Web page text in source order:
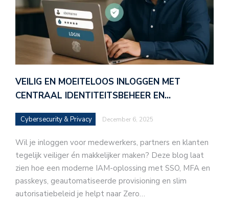
VEILIG EN MOEITELOOS INLOGGEN MET
CENTRAAL IDENTITEITSBEHEER EN…
Cybersecurity & Privacy December 6, 2025
Wil je inloggen voor medewerkers, partners en klanten
tegelijk veiliger én makkelijker maken? Deze blog laat
zien hoe een moderne IAM-oplossing met SSO, MFA en
passkeys, geautomatiseerde provisioning en slim
autorisatiebeleid je helpt naar Zero…